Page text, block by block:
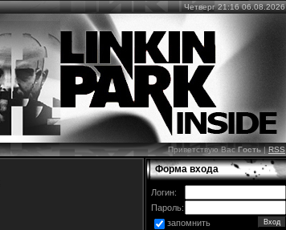
Четверг 21:16 06.08.2026
Приветствую ВасГость|RSS
Форма входа
Логин:
Пароль:
запомнить